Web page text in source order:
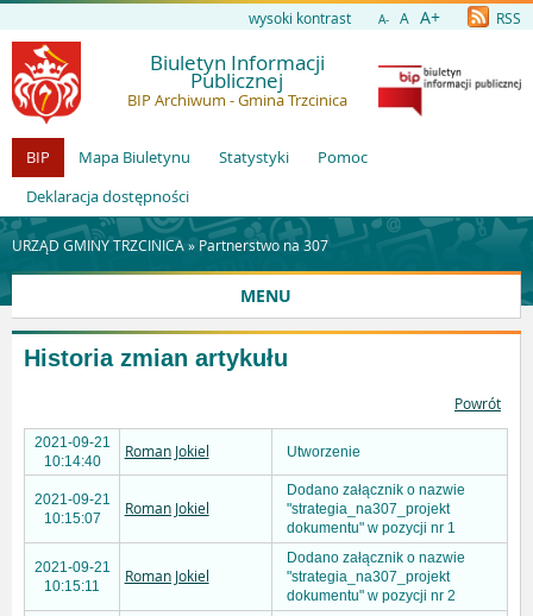
wysoki kontrast A- A A+ RSS
Biuletyn Informacji
Publicznej
BIP Archiwum - Gmina Trzcinica
BIP Mapa Biuletynu Statystyki
Pomoc
Deklaracja dostępności
URZĄD GMINY TRZCINICA » Partnerstwo na 307
MENU
Historia zmian artykułu
Powrót
2021-09-21
10:14:40
Roman Jokiel Utworzenie
2021-09-21
10:15:07
Roman Jokiel
Dodano załącznik o nazwie
"strategia_na307_projekt
dokumentu" w pozycji nr 1
2021-09-21
10:15:11
Roman Jokiel
Dodano załącznik o nazwie
"strategia_na307_projekt
dokumentu" w pozycji nr 2